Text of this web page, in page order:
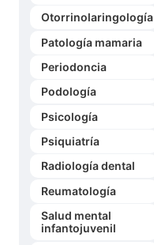
Otorrinolaringología
Patología mamaria
Periodoncia
Podología
Psicología
Psiquiatría
Radiología dental
Reumatología
Salud mental
infantojuvenil